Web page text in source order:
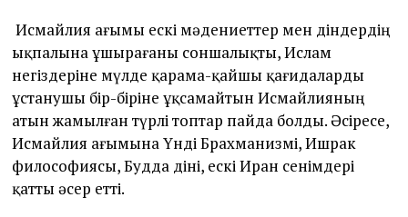
Исмайлия ағымы ескі мәдениеттер мен діндердің
ықпалына ұшырағаны соншалықты, Ислам
негіздеріне мүлде қарама-қайшы қағидаларды
ұстанушы бір-біріне ұқсамайтын Исмайлияның
атын жамылған түрлі топтар пайда болды. Әсіресе,
Исмайлия ағымына Үнді Брахманизмі, Ишрак
философиясы, Будда діні, ескі Иран сенімдері
қатты әсер етті.